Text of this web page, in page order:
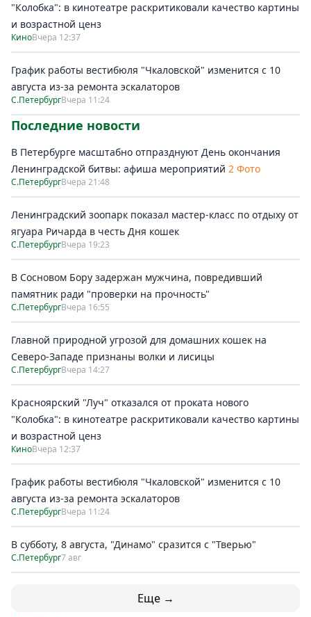
"Колобка": в кинотеатре раскритиковали качество картины
и возрастной ценз
КиноВчера 12:37
График работы вестибюля "Чкаловской" изменится с 10
августа из-за ремонта эскалаторов
С.ПетербургВчера 11:24
Последние новости
В Петербурге масштабно отпразднуют День окончания
Ленинградской битвы: афиша мероприятий 2 Фото
С.ПетербургВчера 21:48
Ленинградский зоопарк показал мастер-класс по отдыху от
ягуара Ричарда в честь Дня кошек
С.ПетербургВчера 19:23
В Сосновом Бору задержан мужчина, повредивший
памятник ради "проверки на прочность"
С.ПетербургВчера 16:55
Главной природной угрозой для домашних кошек на
Северо-Западе признаны волки и лисицы
С.ПетербургВчера 14:27
Красноярский "Луч" отказался от проката нового
"Колобка": в кинотеатре раскритиковали качество картины
и возрастной ценз
КиноВчера 12:37
График работы вестибюля "Чкаловской" изменится с 10
августа из-за ремонта эскалаторов
С.ПетербургВчера 11:24
В субботу, 8 августа, "Динамо" сразится с "Тверью"
С.Петербург7 авг
Еще →